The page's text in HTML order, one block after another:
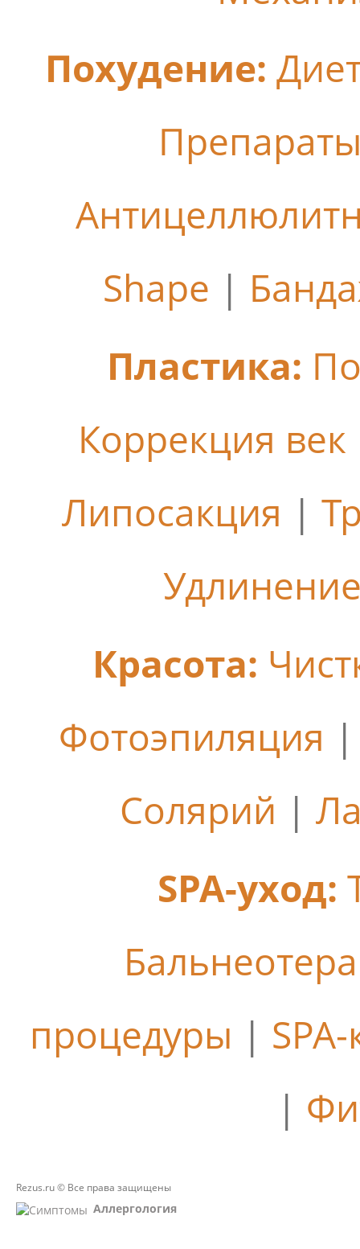
Похудение:
Shape |
Пластика:
Коррекция век
Липосакция |
Красота:
Фотоэпиляция
Солярий |
SPA-уход:
процедуры |
|
Rezus.ru © Все права защищены
Аллергология